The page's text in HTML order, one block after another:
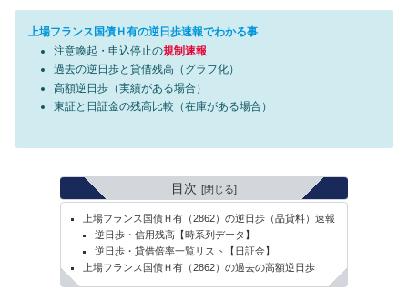
上場フランス国債Ｈ有の逆日歩速報でわかる事
注意喚起・申込停止の規制速報
過去の逆日歩と貸借残高（グラフ化）
高額逆日歩（実績がある場合）
東証と日証金の残高比較（在庫がある場合）
目次
上場フランス国債Ｈ有（2862）の逆日歩（品貸料）速報
逆日歩・信用残高【時系列データ】
逆日歩・貸借倍率一覧リスト【日証金】
上場フランス国債Ｈ有（2862）の過去の高額逆日歩